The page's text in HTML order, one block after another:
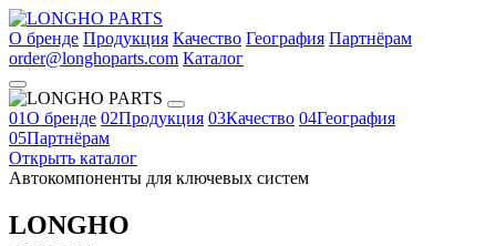
О бренде Продукция Качество География Партнёрам
order@longhoparts.com Каталог
01О бренде 02Продукция 03Качество 04География
05Партнёрам
Открыть каталог
Автокомпоненты для ключевых систем
LONGHO